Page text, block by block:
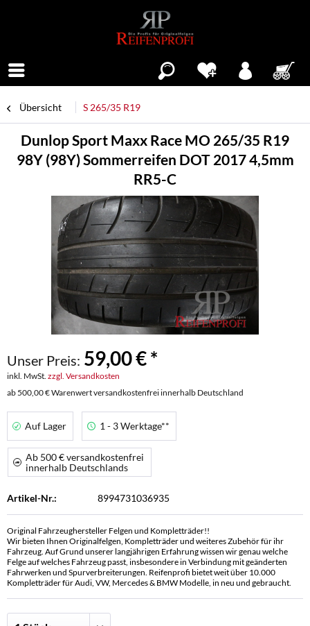
Übersicht S 265/35 R19
Dunlop Sport Maxx Race MO 265/35 R19
98Y (98Y) Sommerreifen DOT 2017 4,5mm
RR5-C
Unser Preis: 59,00 € *
inkl. MwSt. zzgl. Versandkosten
ab 500,00 € Warenwert versandkostenfrei innerhalb Deutschland
Auf Lager 1 - 3 Werktage**
Ab 500 € versandkostenfrei
innerhalb Deutschlands
Artikel-Nr.: 8994731036935
Original Fahrzeughersteller Felgen und Kompletträder!!
Wir bieten Ihnen Originalfelgen, Kompletträder und weiteres Zubehör für ihr
Fahrzeug. Auf Grund unserer langjährigen Erfahrung wissen wir genau welche
Felge auf welches Fahrzeug passt, insbesondere in Verbindung mit geänderten
Fahrwerken und Spurverbreiterungen. Reifenprofi bietet weit über 10.000
Kompletträder für Audi, VW, Mercedes & BMW Modelle, in neu und gebraucht.